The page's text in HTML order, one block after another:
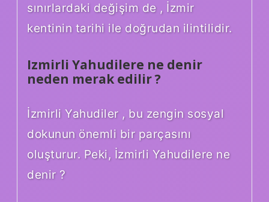
sınırlardaki değişim de , İzmir
kentinin tarihi ile doğrudan ilintilidir.
Izmirli Yahudilere ne denir
neden merak edilir ?
İzmirli Yahudiler , bu zengin sosyal
dokunun önemli bir parçasını
oluşturur. Peki, İzmirli Yahudilere ne
denir ?